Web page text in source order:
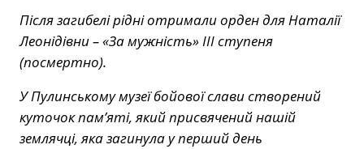
Після загибелі рідні отримали орден для Наталії
Леонідівни – «За мужність» ІІІ ступеня
(посмертно).
У Пулинському музеї бойової слави створений
куточок пам’яті, який присвячений нашій
землячці, яка загинула у перший день